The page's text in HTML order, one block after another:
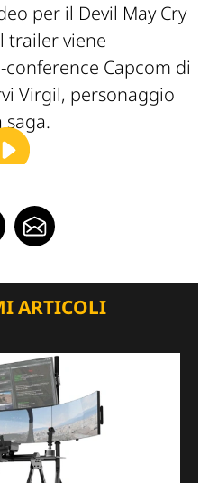
per il Devil May Cry
trailer viene
Capcom di
Virgil, personaggio
ARTICOLI